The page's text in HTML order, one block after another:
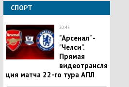
СПОРТ
20:45
"Арсенал" -
"Челси".
Прямая
видеотрансля
ция матча 22-го тура АПЛ